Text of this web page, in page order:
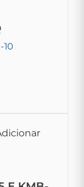
10